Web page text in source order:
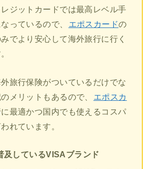
ジットカードでは最高レベル手
っているので、
エポスカードの
でより安心して海外旅行に行く
旅行保険がついているだけでな
メリットもあるので、
エポスカ
最適かつ国内でも使えるコスパ
れています。
及しているVISAブランド